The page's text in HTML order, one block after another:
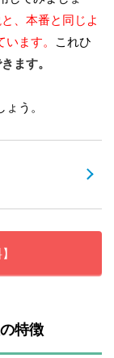
、本番と同じよ
ます。
これひ
ます。
う。
特徴